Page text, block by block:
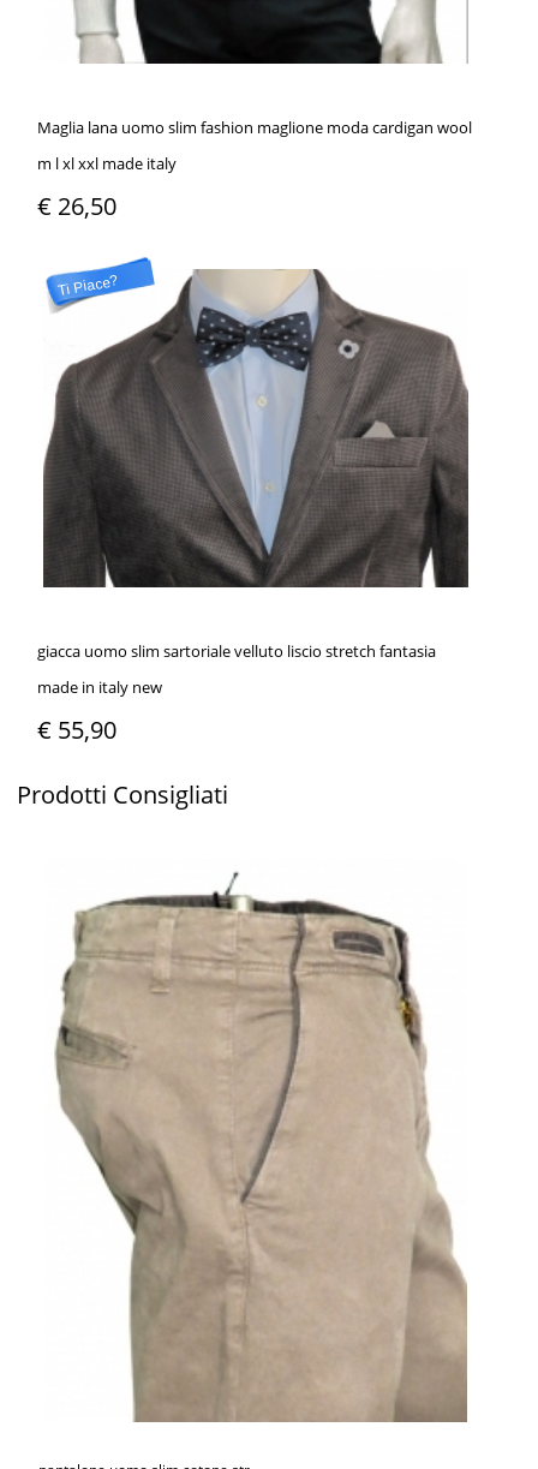
Maglia lana uomo slim fashion maglione moda cardigan wool
m l xl xxl made italy
€ 26,50
Ti Piace?
giacca uomo slim sartoriale velluto liscio stretch fantasia
made in italy new
€ 55,90
Prodotti Consigliati